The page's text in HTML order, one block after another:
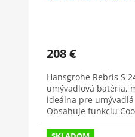
208 €
Hansgrohe Rebris S
umývadlová batéria,
ideálna pre
Obsahuje funkciu
úsporu energie.